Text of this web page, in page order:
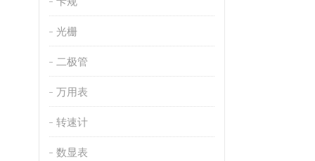
光栅
二极管
万用表
转速计
数显表